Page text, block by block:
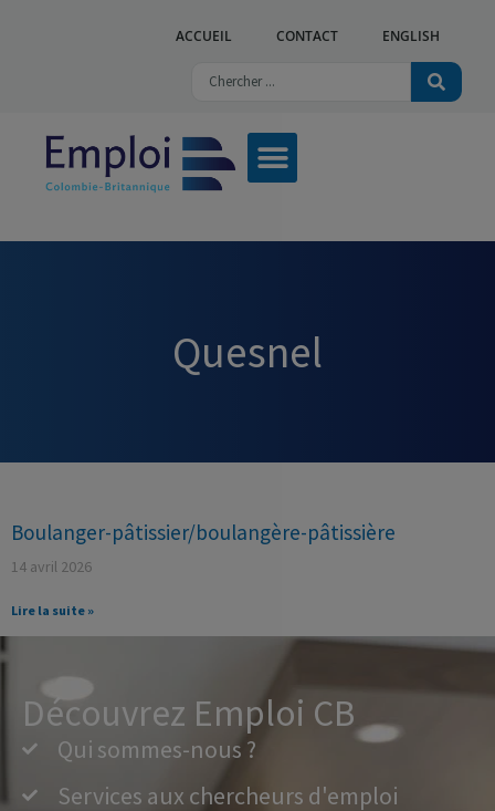
ACCUEIL CONTACT ENGLISH
Quesnel
Boulanger-pâtissier/boulangère-pâtissière
14 avril 2026
Lire la suite »
Découvrez Emploi CB
Qui sommes-nous ?
Services aux chercheurs d'emploi